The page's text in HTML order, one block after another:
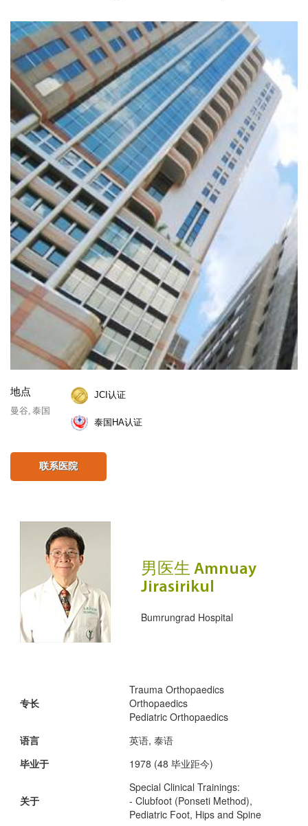
地点
曼谷, 泰国
JCI认证
泰国HA认证
联系医院
男医生 Amnuay
Jirasirikul
Bumrungrad Hospital
专长
Trauma Orthopaedics
Orthopaedics
Pediatric Orthopaedics
语言
英语, 泰语
毕业于
1978 (48 毕业距今)
关于
Special Clinical Trainings:
- Clubfoot (Ponseti Method),
Pediatric Foot, Hips and Spine